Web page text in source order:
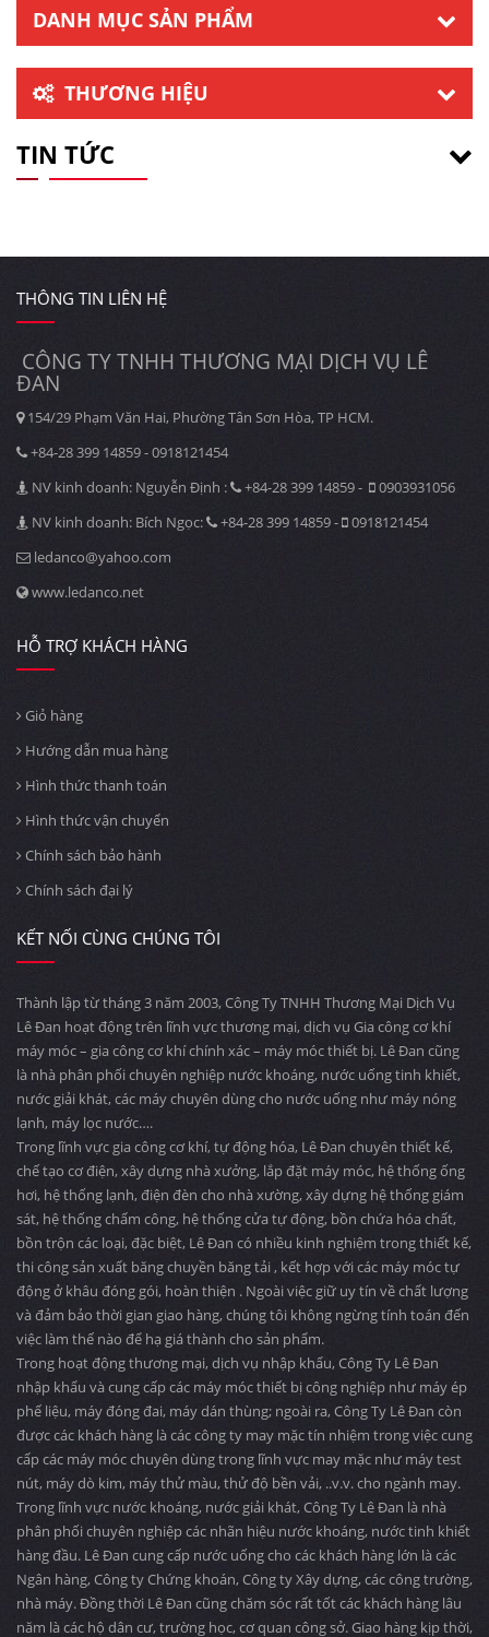
DANH MỤC SẢN PHẨM
THƯƠNG HIỆU
TIN TỨC
THÔNG TIN LIÊN HỆ
CÔNG TY TNHH THƯƠNG MẠI DỊCH VỤ LÊ
ĐAN
154/29 Phạm Văn Hai, Phường Tân Sơn Hòa, TP HCM.
+84-28 399 14859 - 0918121454
NV kinh doanh: Nguyễn Định :
+84-28 399 14859 -
0903931056
NV kinh doanh: Bích Ngọc:
+84-28 399 14859 -
0918121454
ledanco@yahoo.com
www.ledanco.net
HỖ TRỢ KHÁCH HÀNG
Giỏ hàng
Hướng dẫn mua hàng
Hình thức thanh toán
Hình thức vận chuyển
Chính sách bảo hành
Chính sách đại lý
KẾT NỐI CÙNG CHÚNG TÔI
Thành lập từ tháng 3 năm 2003, Công Ty TNHH Thương Mại Dịch Vụ
Lê Đan hoạt động trên lĩnh vực thương mại, dịch vụ Gia công cơ khí
máy móc – gia công cơ khí chính xác – máy móc thiết bị. Lê Đan cũng
là nhà phân phối chuyên nghiệp nước khoáng, nước uống tinh khiết,
nước giải khát, các máy chuyên dùng cho nước uống như máy nóng
lạnh, máy lọc nước….
Trong lĩnh vực gia công cơ khí, tự động hóa, Lê Đan chuyên thiết kế,
chế tạo cơ điện, xây dựng nhà xưởng, lắp đặt máy móc, hệ thống ống
hơi, hệ thống lạnh, điện đèn cho nhà xường, xây dựng hệ thống giám
sát, hệ thống chấm công, hệ thống cửa tự động, bồn chứa hóa chất,
bồn trộn các loại, đặc biệt, Lê Đan có nhiều kinh nghiệm trong thiết kế,
thi công sản xuất băng chuyền băng tải , kết hợp với các máy móc tự
động ở khâu đóng gói, hoàn thiện . Ngoài việc giữ uy tín về chất lượng
và đảm bảo thời gian giao hàng, chúng tôi không ngừng tính toán đến
việc làm thế nào để hạ giá thành cho sản phẩm.
Trong hoạt động thương mại, dịch vụ nhập khẩu, Công Ty Lê Đan
nhập khẩu và cung cấp các máy móc thiết bị công nghiệp như máy ép
phế liệu, máy đóng đai, máy dán thùng; ngoài ra, Công Ty Lê Đan còn
được các khách hàng là các công ty may mặc tín nhiệm trong việc cung
cấp các máy móc chuyên dùng trong lĩnh vực may mặc như máy test
nút, máy dò kim, máy thử màu, thử độ bền vải, ..v.v. cho ngành may.
Trong lĩnh vực nước khoáng, nước giải khát, Công Ty Lê Đan là nhà
phân phối chuyên nghiệp các nhãn hiệu nước khoáng, nước tinh khiết
hàng đầu. Lê Đan cung cấp nước uống cho các khách hàng lớn là các
Ngân hàng, Công ty Chứng khoán, Công ty Xây dựng, các công trường,
nhà máy. Đồng thời Lê Đan cũng chăm sóc rất tốt các khách hàng lâu
năm là các hộ dân cư, trường học, cơ quan công sở. Giao hàng kịp thời,